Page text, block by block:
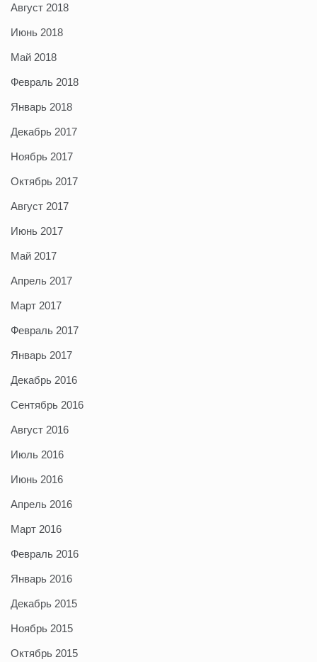
Август 2018
Июнь 2018
Май 2018
Февраль 2018
Январь 2018
Декабрь 2017
Ноябрь 2017
Октябрь 2017
Август 2017
Июнь 2017
Май 2017
Апрель 2017
Март 2017
Февраль 2017
Январь 2017
Декабрь 2016
Сентябрь 2016
Август 2016
Июль 2016
Июнь 2016
Апрель 2016
Март 2016
Февраль 2016
Январь 2016
Декабрь 2015
Ноябрь 2015
Октябрь 2015